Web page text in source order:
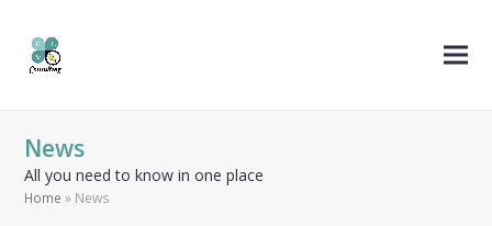
News
All you need to know in one place
Home » News